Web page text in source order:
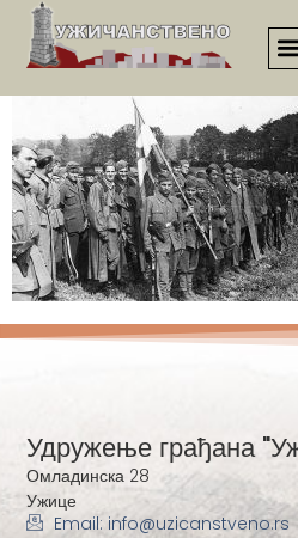
00006
Удружење грађана
Омладинска 28
Ужице
Email: info@uzicanstveno.rs